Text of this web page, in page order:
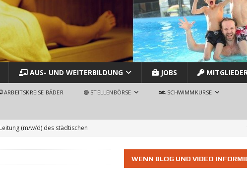
AUS- UND WEITERBILDUNG JOBS
ARBEITSKREISE BÄDER 🟢 STELLENBÖRSE SCHWIMMKURSE
(m/w/d) des städtischen
100%) – Stadt Uster – Schweiz
WENN BLOG UND VIDEO